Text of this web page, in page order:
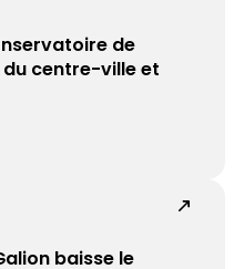
de
du centre-ville et
baisse le